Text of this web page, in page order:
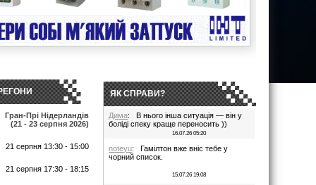
Гран-Прі Нідерландів
(21 - 23 серпня 2026)
21 серпня 13:30 - 15:00
21 серпня 17:30 - 18:15
ЯК СПРАВИ?
Дима: В нього інша ситуація — він у
боліді спеку краще переносить ))
16.07.26 05:20
noteyu: Гамілтон вже вніс тебе у
чорний список.
15.07.26 19:08